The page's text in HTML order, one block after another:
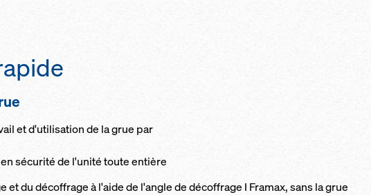
et d'utilisation de la grue par
sécurité de l'unité toute entière
et du décoffrage à l'aide de l'angle de décoffrage I Framax, sans la grue